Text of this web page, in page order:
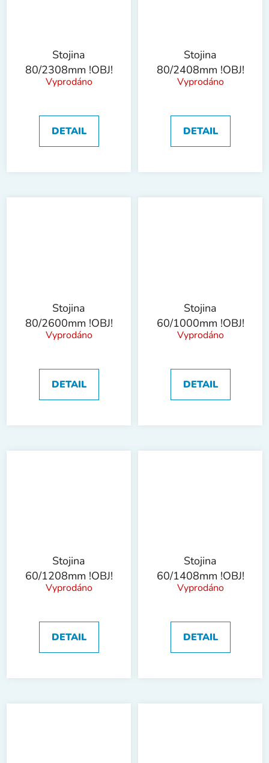
Stojina
80/2308mm !OBJ!
Vyprodáno
DETAIL
Stojina
80/2408mm !OBJ!
Vyprodáno
DETAIL
Stojina
80/2600mm !OBJ!
Vyprodáno
DETAIL
Stojina
60/1000mm !OBJ!
Vyprodáno
DETAIL
Stojina
60/1208mm !OBJ!
Vyprodáno
DETAIL
Stojina
60/1408mm !OBJ!
Vyprodáno
DETAIL